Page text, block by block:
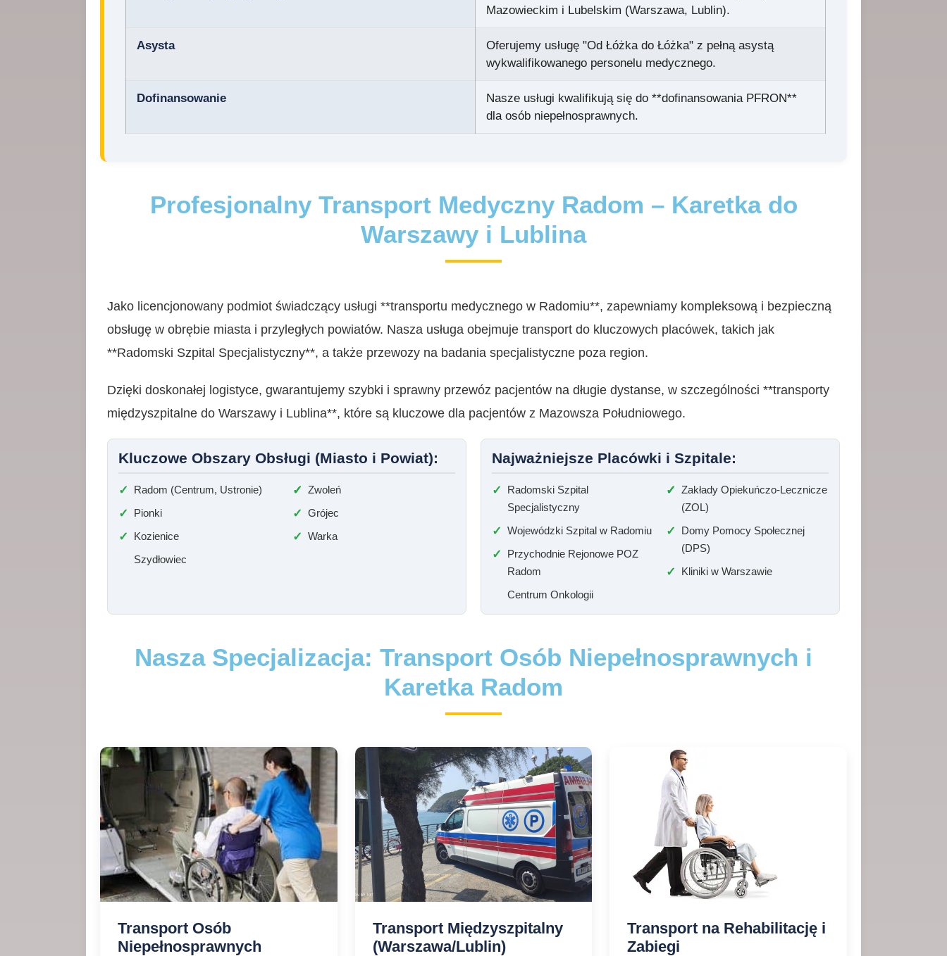
Mazowieckim i Lubelskim (Warszawa, Lublin).
Asysta
Oferujemy usługę "Od Łóżka do Łóżka" z pełną asystą
wykwalifikowanego personelu medycznego.
Dofinansowanie
Nasze usługi kwalifikują się do **dofinansowania PFRON**
dla osób niepełnosprawnych.
Profesjonalny Transport Medyczny Radom – Karetka do
Warszawy i Lublina
Jako licencjonowany podmiot świadczący usługi **transportu medycznego w Radomiu**, zapewniamy kompleksową i bezpieczną
obsługę w obrębie miasta i przyległych powiatów. Nasza usługa obejmuje transport do kluczowych placówek, takich jak
**Radomski Szpital Specjalistyczny**, a także przewozy na badania specjalistyczne poza region.
Dzięki doskonałej logistyce, gwarantujemy szybki i sprawny przewóz pacjentów na długie dystanse, w szczególności **transporty
międzyszpitalne do Warszawy i Lublina**, które są kluczowe dla pacjentów z Mazowsza Południowego.
Kluczowe Obszary Obsługi (Miasto i Powiat):
Radom (Centrum, Ustronie)
Pionki
Kozienice
Szydłowiec
Zwoleń
Grójec
Warka
Najważniejsze Placówki i Szpitale:
Radomski Szpital
Specjalistyczny
Wojewódzki Szpital w Radomiu
Przychodnie Rejonowe POZ
Radom
Centrum Onkologii
Zakłady Opiekuńczo-Lecznicze
(ZOL)
Domy Pomocy Społecznej
(DPS)
Kliniki w Warszawie
Nasza Specjalizacja: Transport Osób Niepełnosprawnych i
Karetka Radom
Transport Osób
Niepełnosprawnych
Transport Międzyszpitalny
(Warszawa/Lublin)
Transport na Rehabilitację i
Zabiegi